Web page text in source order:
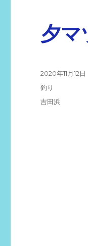
夕
投
稿
2020年11月12日
カ
テ
釣り
タ
吉田浜